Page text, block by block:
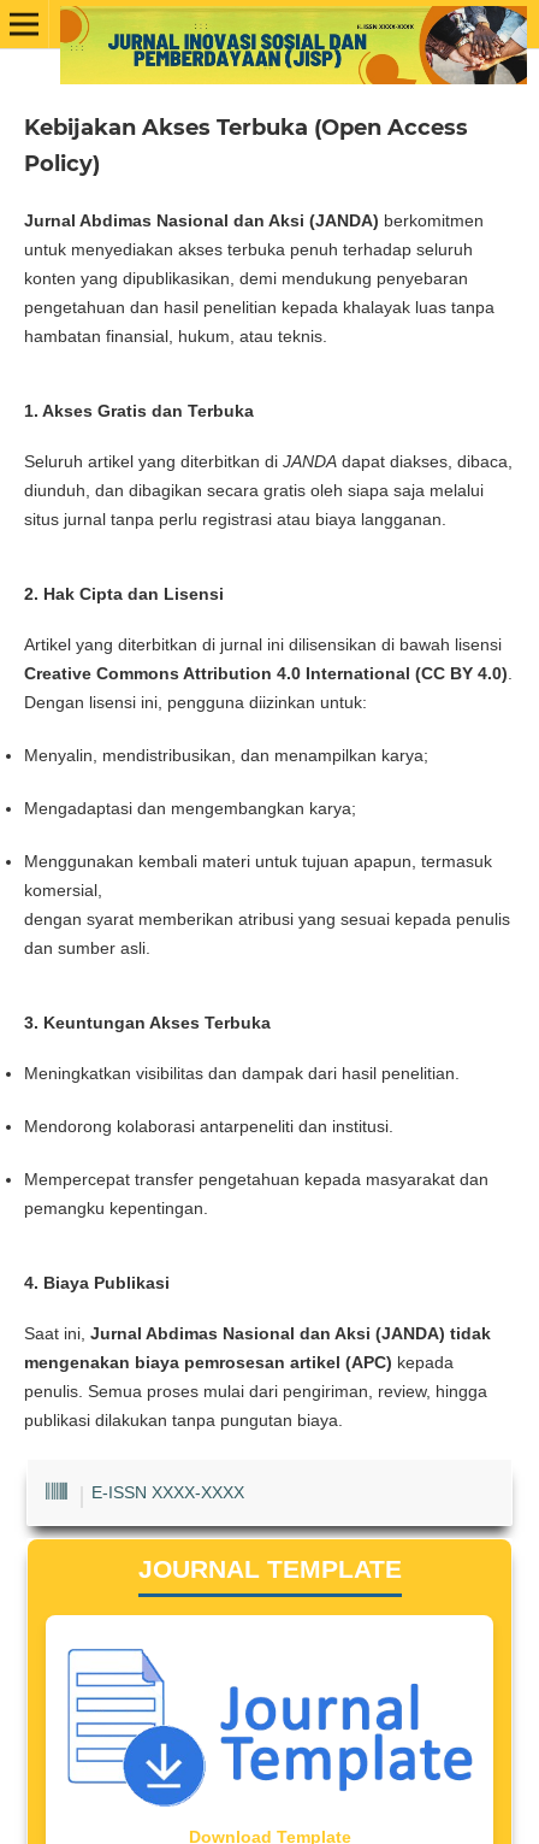
Kebijakan Akses Terbuka (Open Access
Policy)
Jurnal Abdimas Nasional dan Aksi (JANDA) berkomitmen
untuk menyediakan akses terbuka penuh terhadap seluruh
konten yang dipublikasikan, demi mendukung penyebaran
pengetahuan dan hasil penelitian kepada khalayak luas tanpa
hambatan finansial, hukum, atau teknis.
1. Akses Gratis dan Terbuka
Seluruh artikel yang diterbitkan di JANDAdapat diakses, dibaca,
diunduh, dan dibagikan secara gratis oleh siapa saja melalui
situs jurnal tanpa perlu registrasi atau biaya langganan.
2. Hak Cipta dan Lisensi
Artikel yang diterbitkan di jurnal ini dilisensikan di bawah lisensi
Creative Commons Attribution 4.0 International (CC BY 4.0)
Dengan lisensi ini, pengguna diizinkan untuk:
Menyalin, mendistribusikan, dan menampilkan karya;
Mengadaptasi dan mengembangkan karya;
Menggunakan kembali materi untuk tujuan apapun, termasuk
komersial,
dengan syarat memberikan atribusi yang sesuai kepada penulis
dan sumber asli.
3. Keuntungan Akses Terbuka
Meningkatkan visibilitas dan dampak dari hasil penelitian.
Mendorong kolaborasi antarpeneliti dan institusi.
Mempercepat transfer pengetahuan kepada masyarakat dan
pemangku kepentingan.
4. Biaya Publikasi
Saat ini, Jurnal Abdimas Nasional dan Aksi (JANDA) tidak
mengenakan biaya pemrosesan artikel (APC) kepada
penulis. Semua proses mulai dari pengiriman, review, hingga
publikasi dilakukan tanpa pungutan biaya.
E-ISSN XXXX-XXXX
JOURNAL TEMPLATE
Download Template